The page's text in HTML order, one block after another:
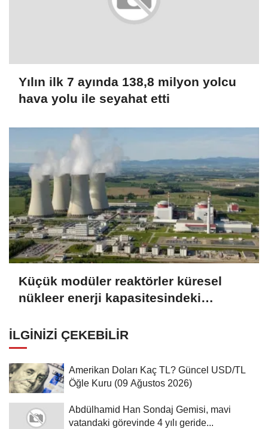
Yılın ilk 7 ayında 138,8 milyon yolcu
hava yolu ile seyahat etti
Küçük modüler reaktörler küresel
nükleer enerji kapasitesindeki
İLGINIZI ÇEKEBILIR
Amerikan Doları Kaç TL? Güncel USD/TL
Öğle Kuru (09 Ağustos 2026)
Abdülhamid Han Sondaj Gemisi, mavi
vatandaki görevinde 4 yılı geride...